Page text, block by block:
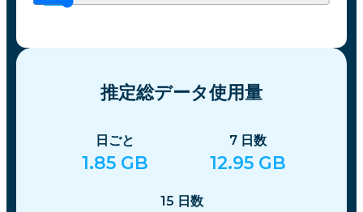
推定総データ使用量
日ごと
1.85 GB
7 日数
12.95 GB
15 日数